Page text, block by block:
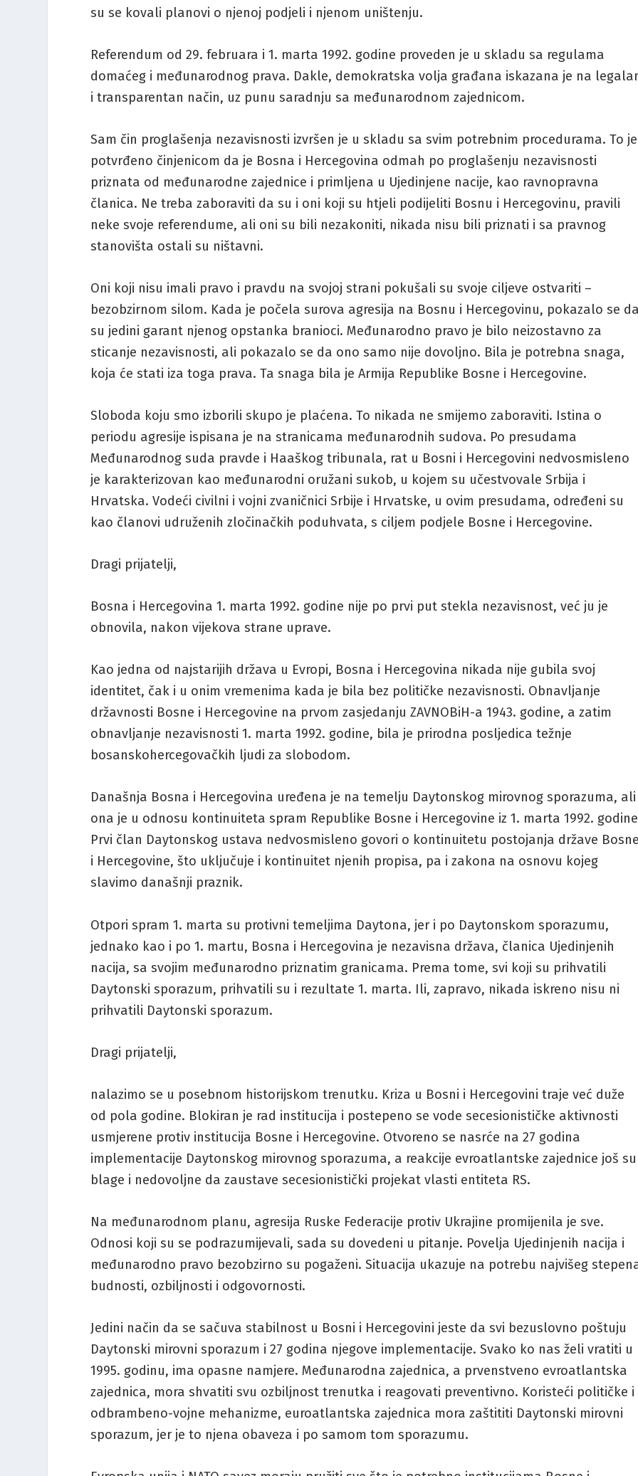
su se kovali planovi o njenoj podjeli i njenom uništenju.
Referendum od 29. februara i 1. marta 1992. godine proveden je u skladu sa regulama
domaćeg i međunarodnog prava. Dakle, demokratska volja građana iskazana je na
i transparentan način, uz punu saradnju sa međunarodnom zajednicom.
Sam čin proglašenja nezavisnosti izvršen je u skladu sa svim potrebnim procedurama. To je
potvrđeno činjenicom da je Bosna i Hercegovina odmah po proglašenju nezavisnosti
priznata od međunarodne zajednice i primljena u Ujedinjene nacije, kao ravnopravna
članica. Ne treba zaboraviti da su i oni koji su htjeli podijeliti Bosnu i Hercegovinu, pravili
neke svoje referendume, ali oni su bili nezakoniti, nikada nisu bili priznati i sa pravnog
stanovišta ostali su ništavni.
Oni koji nisu imali pravo i pravdu na svojoj strani pokušali su svoje ciljeve ostvariti –
bezobzirnom silom. Kada je počela surova agresija na Bosnu i Hercegovinu, pokazalo se
su jedini garant njenog opstanka branioci. Međunarodno pravo je bilo neizostavno za
sticanje nezavisnosti, ali pokazalo se da ono samo nije dovoljno. Bila je potrebna snaga,
koja će stati iza toga prava. Ta snaga bila je Armija Republike Bosne i Hercegovine.
Sloboda koju smo izborili skupo je plaćena. To nikada ne smijemo zaboraviti. Istina o
periodu agresije ispisana je na stranicama međunarodnih sudova. Po presudama
Međunarodnog suda pravde i Haaškog tribunala, rat u Bosni i Hercegovini nedvosmisleno
je karakterizovan kao međunarodni oružani sukob, u kojem su učestvovale Srbija i
Hrvatska. Vodeći civilni i vojni zvaničnici Srbije i Hrvatske, u ovim presudama, određeni su
kao članovi udruženih zločinačkih poduhvata, s ciljem podjele Bosne i Hercegovine.
Dragi prijatelji,
Bosna i Hercegovina 1. marta 1992. godine nije po prvi put stekla nezavisnost, već ju je
obnovila, nakon vijekova strane uprave.
Kao jedna od najstarijih država u Evropi, Bosna i Hercegovina nikada nije gubila svoj
identitet, čak i u onim vremenima kada je bila bez političke nezavisnosti. Obnavljanje
državnosti Bosne i Hercegovine na prvom zasjedanju ZAVNOBiH-a 1943. godine, a zatim
obnavljanje nezavisnosti 1. marta 1992. godine, bila je prirodna posljedica težnje
bosanskohercegovačkih ljudi za slobodom.
Današnja Bosna i Hercegovina uređena je na temelju Daytonskog mirovnog sporazuma, ali
ona je u odnosu kontinuiteta spram Republike Bosne i Hercegovine iz 1. marta 1992.
Prvi član Daytonskog ustava nedvosmisleno govori o kontinuitetu postojanja države
i Hercegovine, što uključuje i kontinuitet njenih propisa, pa i zakona na osnovu kojeg
slavimo današnji praznik.
Otpori spram 1. marta su protivni temeljima Daytona, jer i po Daytonskom sporazumu,
jednako kao i po 1. martu, Bosna i Hercegovina je nezavisna država, članica Ujedinjenih
nacija, sa svojim međunarodno priznatim granicama. Prema tome, svi koji su prihvatili
Daytonski sporazum, prihvatili su i rezultate 1. marta. Ili, zapravo, nikada iskreno nisu ni
prihvatili Daytonski sporazum.
Dragi prijatelji,
nalazimo se u posebnom historijskom trenutku. Kriza u Bosni i Hercegovini traje već duže
od pola godine. Blokiran je rad institucija i postepeno se vode secesionističke aktivnosti
usmjerene protiv institucija Bosne i Hercegovine. Otvoreno se nasrće na 27 godina
implementacije Daytonskog mirovnog sporazuma, a reakcije evroatlantske zajednice još su
blage i nedovoljne da zaustave secesionistički projekat vlasti entiteta RS.
Na međunarodnom planu, agresija Ruske Federacije protiv Ukrajine promijenila je sve.
Odnosi koji su se podrazumijevali, sada su dovedeni u pitanje. Povelja Ujedinjenih nacija i
međunarodno pravo bezobzirno su pogaženi. Situacija ukazuje na potrebu najvišeg
budnosti, ozbiljnosti i odgovornosti.
Jedini način da se sačuva stabilnost u Bosni i Hercegovini jeste da svi bezuslovno poštuju
Daytonski mirovni sporazum i 27 godina njegove implementacije. Svako ko nas želi vratiti u
1995. godinu, ima opasne namjere. Međunarodna zajednica, a prvenstveno evroatlantska
zajednica, mora shvatiti svu ozbiljnost trenutka i reagovati preventivno. Koristeći političke i
odbrambeno-vojne mehanizme, euroatlantska zajednica mora zaštititi Daytonski mirovni
sporazum, jer je to njena obaveza i po samom tom sporazumu.